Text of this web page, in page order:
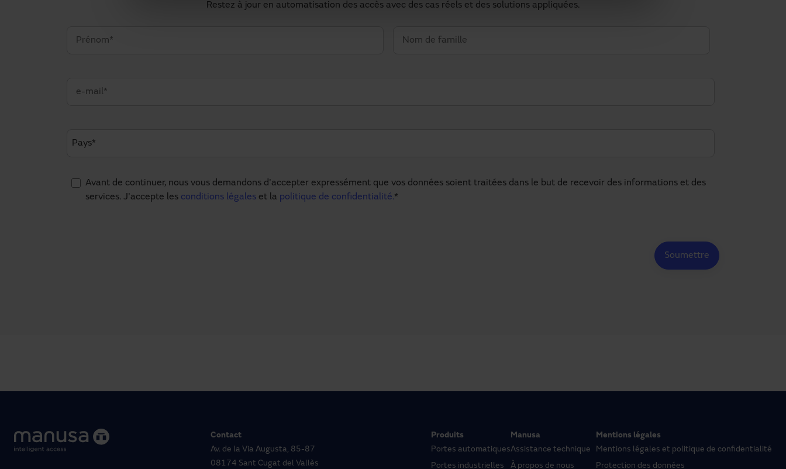
Restez à jour en automatisation des accès avec des cas réels et des solutions appliquées.
Avant de continuer, nous vous demandons d'accepter expressément que vos données soient traitées dans le but de recevoir des informations et des
services. J'accepte les conditions légales et la politique de confidentialité.*
Contact
Av. de la Via Augusta, 85-87
08174 Sant Cugat del Vallès
Produits
Portes automatiques
Portes industrielles
Manusa
Assistance technique
À propos de nous
Mentions légales
Mentions légales et politique de confidentialité
Protection des données